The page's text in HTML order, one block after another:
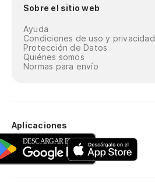
Sobre el sitio web
Ayuda
Condiciones de uso y privacidad
Protección de Datos
Quiénes somos
Normas para envío
Aplicaciones